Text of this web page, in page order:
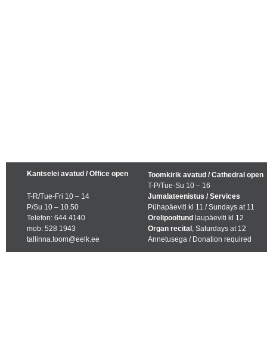
Kantselei avatud / Office open
T-R/Tue-Fri 10 – 14
P/Su 10 – 10.50
Telefon: 644 4140
mob: 528 1943
tallinna.toom@eelk.ee
Toomkirik avatud / Cathedral open
T-P/Tue-Su 10 – 16
Jumalateenistus / Services
Pühapäeviti kl 11 / Sundays at 11
Orelipooltund laupäeviti kl 12
Organ recital , Saturdays at 12
Annetusega / Donation required